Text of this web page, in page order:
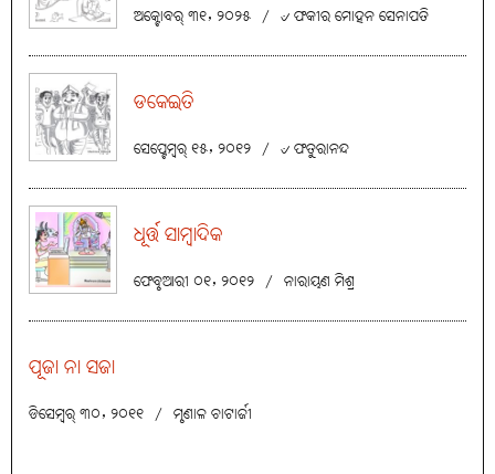
ଅକ୍ଟୋବର୍ ୩୧, ୨୦୨୫ / ୰ ଫକୀର ମୋହନ ସେନାପତି
ଡକେଇତି
ସେପ୍ଟେମ୍ବର୍ ୧୫, ୨୦୧୨ / ୰ ଫତୁରାନନ୍ଦ
ଧୂର୍ତ୍ତ ସାମ୍ବାଦିକ
ଫେବୃଆରୀ ୦୧, ୨୦୧୨ / ନାରାୟଣ ମିଶ୍ର
ପୂଜା ନା ସଜା
ଡିସେମ୍ବର୍ ୩୦, ୨୦୧୧ / ମୃଣାଳ ଚାଟାର୍ଜୀ